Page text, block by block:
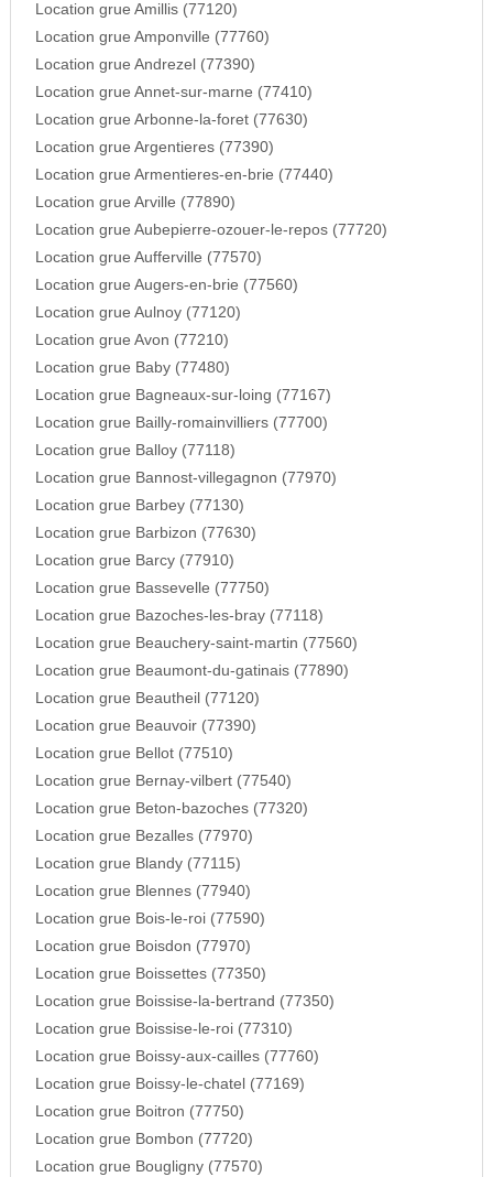
Location grue Amillis (77120)
Location grue Amponville (77760)
Location grue Andrezel (77390)
Location grue Annet-sur-marne (77410)
Location grue Arbonne-la-foret (77630)
Location grue Argentieres (77390)
Location grue Armentieres-en-brie (77440)
Location grue Arville (77890)
Location grue Aubepierre-ozouer-le-repos (77720)
Location grue Aufferville (77570)
Location grue Augers-en-brie (77560)
Location grue Aulnoy (77120)
Location grue Avon (77210)
Location grue Baby (77480)
Location grue Bagneaux-sur-loing (77167)
Location grue Bailly-romainvilliers (77700)
Location grue Balloy (77118)
Location grue Bannost-villegagnon (77970)
Location grue Barbey (77130)
Location grue Barbizon (77630)
Location grue Barcy (77910)
Location grue Bassevelle (77750)
Location grue Bazoches-les-bray (77118)
Location grue Beauchery-saint-martin (77560)
Location grue Beaumont-du-gatinais (77890)
Location grue Beautheil (77120)
Location grue Beauvoir (77390)
Location grue Bellot (77510)
Location grue Bernay-vilbert (77540)
Location grue Beton-bazoches (77320)
Location grue Bezalles (77970)
Location grue Blandy (77115)
Location grue Blennes (77940)
Location grue Bois-le-roi (77590)
Location grue Boisdon (77970)
Location grue Boissettes (77350)
Location grue Boissise-la-bertrand (77350)
Location grue Boissise-le-roi (77310)
Location grue Boissy-aux-cailles (77760)
Location grue Boissy-le-chatel (77169)
Location grue Boitron (77750)
Location grue Bombon (77720)
Location grue Bougligny (77570)